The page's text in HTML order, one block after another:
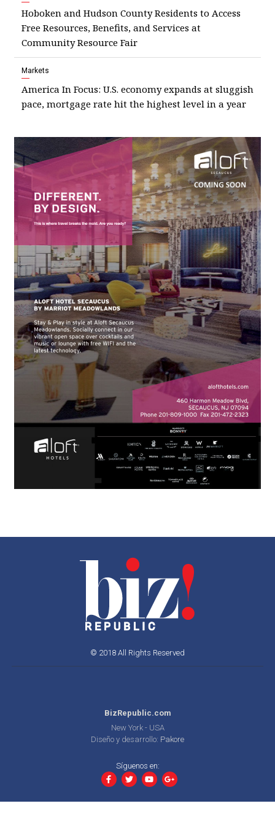
Hoboken and Hudson County Residents to Access
Free Resources, Benefits, and Services at
Community Resource Fair
Markets
America In Focus: U.S. economy expands at sluggish
pace, mortgage rate hit the highest level in a year
© 2018 All Rights Reserved
BizRepublic.com
New York - USA
Diseño y desarrollo: Pakore
Síguenos en: